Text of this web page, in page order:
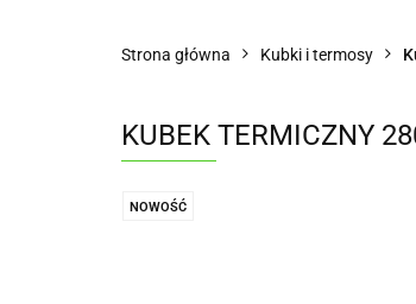
Strona główna Kubki i termosy
KUBEK TERMICZNY
NOWOŚĆ